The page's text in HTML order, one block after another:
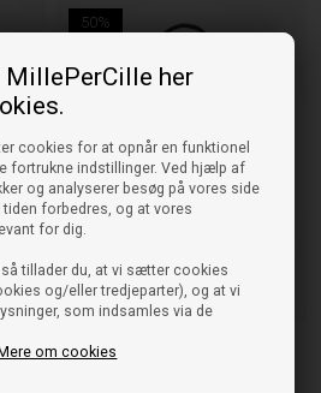
her
cookies for at opnår en funktionel
fortrukne indstillinger. Ved hjælp af
og analyserer besøg på vores side
tiden forbedres, og at vores
for dig.
så tillader du, at vi sætter cookies
og/eller tredjeparter), og at vi
som indsamles via de
Mere om cookies
50%
Jack & Jones